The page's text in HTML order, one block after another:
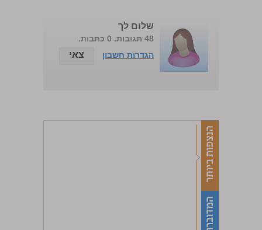
שלום לך
48 תגובות. 0 כתבות.
הגדרות חשבון
צאי